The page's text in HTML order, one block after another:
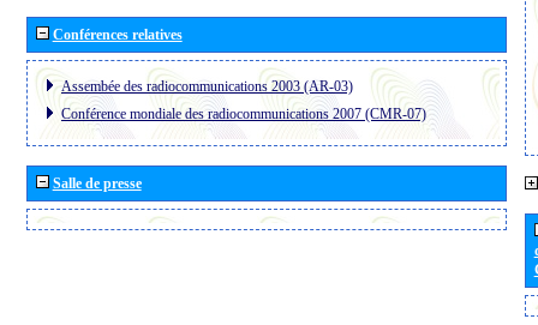
Conférences relatives
Assembée des radiocommunications 2003 (AR-03)
Conférence mondiale des radiocommunications 2007 (CMR-07)
Salle de presse